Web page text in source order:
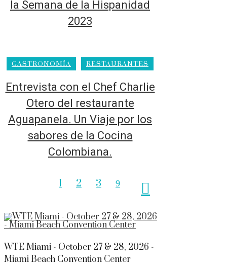
la Semana de la Hispanidad
2023
GASTRONOMÍA RESTAURANTES
Entrevista con el Chef Charlie
Otero del restaurante
Aguapanela. Un Viaje por los
sabores de la Cocina
Colombiana.
1 2 3
WTE Miami - October 27 & 28, 2026 -
Miami Beach Convention Center